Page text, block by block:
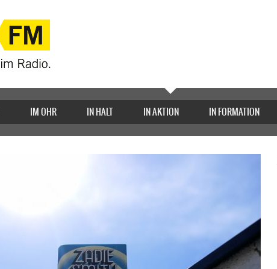
IM OHR IN HALT IN AKTION IN FORMATION